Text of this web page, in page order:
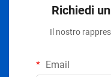
Richiedi
Il nostro
Email